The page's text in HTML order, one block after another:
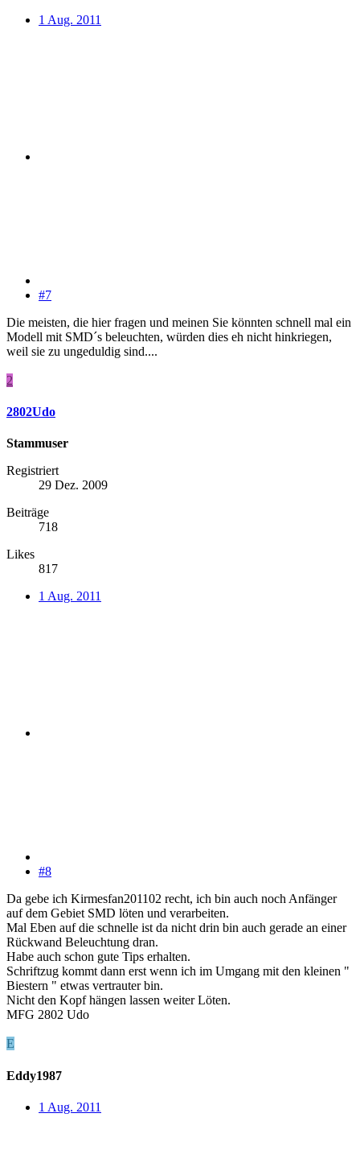
1 Aug. 2011
#7
Die meisten, die hier fragen und meinen Sie könnten schnell mal ein
Modell mit SMD´s beleuchten, würden dies eh nicht hinkriegen,
weil sie zu ungeduldig sind....
2
2802Udo
Stammuser
Registriert
29 Dez. 2009
Beiträge
718
Likes
817
1 Aug. 2011
#8
Da gebe ich Kirmesfan201102 recht, ich bin auch noch Anfänger
auf dem Gebiet SMD löten und verarbeiten.
Mal Eben auf die schnelle ist da nicht drin bin auch gerade an einer
Rückwand Beleuchtung dran.
Habe auch schon gute Tips erhalten.
Schriftzug kommt dann erst wenn ich im Umgang mit den kleinen "
Biestern " etwas vertrauter bin.
Nicht den Kopf hängen lassen weiter Löten.
MFG 2802 Udo
E
Eddy1987
1 Aug. 2011